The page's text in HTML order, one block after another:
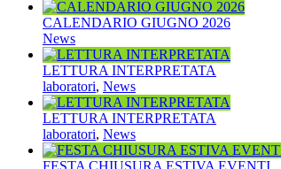
CALENDARIO GIUGNO 2026
News
LETTURA INTERPRETATA
laboratori, News
LETTURA INTERPRETATA
laboratori, News